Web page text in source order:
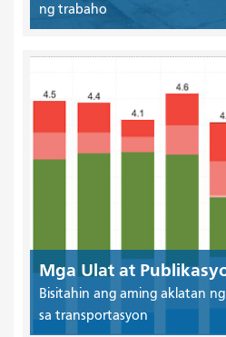
ng trabaho
Mga Ulat at
Bisitahin ang aming aklatan
sa transportasyon